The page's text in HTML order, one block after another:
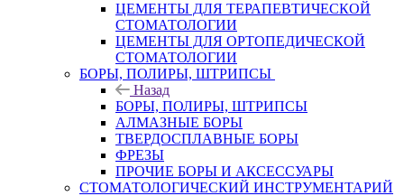
ЦЕМЕНТЫ ДЛЯ ТЕРАПЕВТИЧЕСКОЙ
СТОМАТОЛОГИИ
ЦЕМЕНТЫ ДЛЯ ОРТОПЕДИЧЕСКОЙ
СТОМАТОЛОГИИ
БОРЫ, ПОЛИРЫ, ШТРИПСЫ
Назад
БОРЫ, ПОЛИРЫ, ШТРИПСЫ
АЛМАЗНЫЕ БОРЫ
ТВЕРДОСПЛАВНЫЕ БОРЫ
ФРЕЗЫ
ПРОЧИЕ БОРЫ И АКСЕССУАРЫ
СТОМАТОЛОГИЧЕСКИЙ ИНСТРУМЕНТАРИЙ